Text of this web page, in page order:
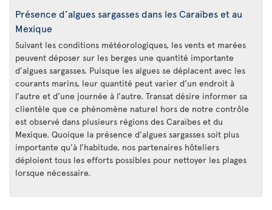
Présence d’algues sargasses dans les Caraïbes et au
Mexique
Suivant les conditions météorologiques, les vents et marées
peuvent déposer sur les berges une quantité importante
d’algues sargasses. Puisque les algues se déplacent avec les
courants marins, leur quantité peut varier d’un endroit à
l’autre et d’une journée à l’autre. Transat désire informer sa
clientèle que ce phénomène naturel hors de notre contrôle
est observé dans plusieurs régions des Caraïbes et du
Mexique. Quoique la présence d’algues sargasses soit plus
importante qu’à l’habitude, nos partenaires hôteliers
déploient tous les efforts possibles pour nettoyer les plages
lorsque nécessaire.